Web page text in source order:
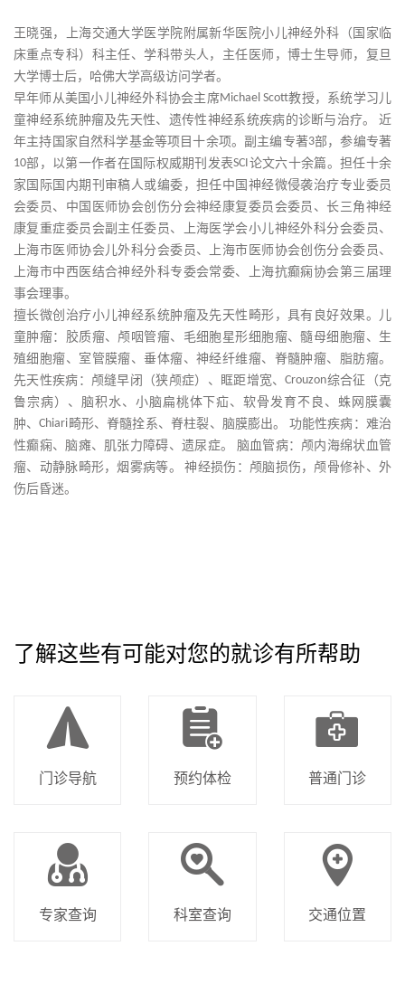
王晓强，上海交通大学医学院附属新华医院小儿神经外科（国家临
床重点专科）科主任、学科带头人，主任医师，博士生导师，复旦
大学博士后，哈佛大学高级访问学者。
早年师从美国小儿神经外科协会主席Michael Scott教授，系统学习儿
童神经系统肿瘤及先天性、遗传性神经系统疾病的诊断与治疗。
近
年主持国家自然科学基金等项目十余项。副主编专著3部，参编专著
10部，以第一作者在国际权威期刊发表SCI 论文六十余篇。担任十余
家国际国内期刊审稿人或编委，担任中国神经微侵袭治疗专业委员
会委员、中国医师协会创伤分会神经康复委员会委员、长三角神经
康复重症委员会副主任委员、上海医学会小儿神经外科分会委员、
上海市医师协会儿外科分会委员、上海市医师协会创伤分会委员、
上海市中西医结合神经外科专委会常委、上海抗癫痫协会第三届理
事会理事。
擅长微创治疗小儿神经系统肿瘤及先天性畸形，具有良好效果。儿
童肿瘤：胶质瘤、颅咽管瘤、毛细胞星形细胞瘤、髓母细胞瘤、生
殖细胞瘤、室管膜瘤、垂体瘤、神经纤维瘤、脊髓肿瘤、脂肪瘤。
先天性疾病：颅缝早闭（狭颅症）、眶距增宽、Crouzon综合征（克
鲁宗病）、脑积水、小脑扁桃体下疝、软骨发育不良、蛛网膜囊
肿、Chiari 畸形、脊髓拴系、脊柱裂、脑膜膨出。
功能性疾病：难治
性癫痫、脑瘫、肌张力障碍、遗尿症。
脑血管病：颅内海绵状血管
瘤、动静脉畸形，烟雾病等。
神经损伤：颅脑损伤，颅骨修补、外
伤后昏迷。
了解这些有可能对您的就诊有所帮助
门诊导航 预约体检 普通门诊
专家查询 科室查询 交通位置